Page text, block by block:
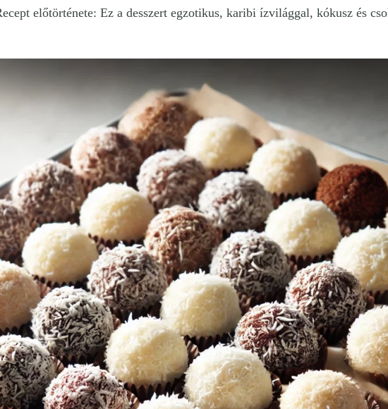
előtörténete: Ez a desszert egzotikus, karibi ízvilággal, kókusz és